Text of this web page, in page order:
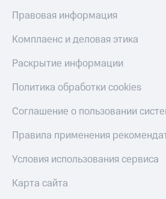
Правовая информация
Комплаенс и деловая этика
Раскрытие информации
Политика обработки cookies
Соглашение о пользовании
Правила применения
Условия использования сервиса
Карта сайта